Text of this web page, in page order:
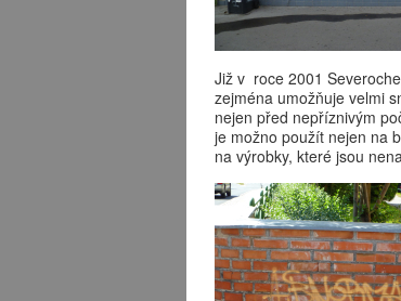
Již v roce 2001
zejména umožňuje velmi
nejen před nepříznivým
je možno použít nejen na
na výrobky, které jsou